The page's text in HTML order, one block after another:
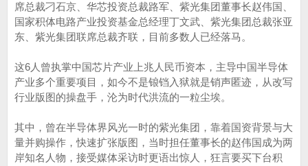
席总裁刁石京、华芯投资总裁路军、紫光集团董事长赵伟国、
国家积体电路产业投资基金总经理丁文武、紫光集团总裁张亚
东、紫光集团联席总裁齐联，目前多数人已经落马。
这6人曾执掌中国芯片产业上兆人民币资本，主导中国半导体
产业多个重要项目，如今不是锒铛入狱就是销声匿迹，从改写
行业版图的操盘手，沦为时代洪流的一粒尘埃。
其中，曾在半导体界风光一时的紫光集团，靠着国资背景与大
量并购操作，快速扩张版图，当时担任董事长的赵伟国成为两
岸知名人物，接受媒体采访时更语出惊人，狂言要买下台积